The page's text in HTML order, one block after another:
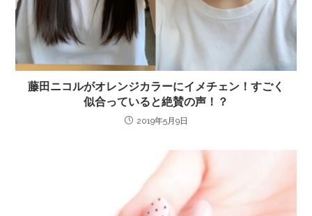
藤田ニコルがオレンジカラーにイメチェン！すごく
似合っていると絶賛の声！？
2019年5月9日